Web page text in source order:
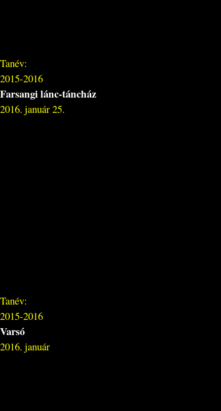
Tanév:
2015-2016
Farsangi lánc-táncház
2016. január 25.
Tanév:
2015-2016
Varsó
2016. január